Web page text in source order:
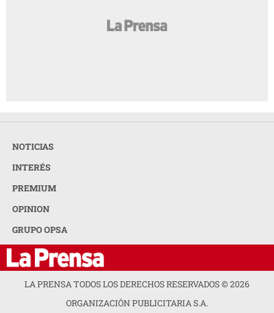
NOTICIAS
INTERÉS
PREMIUM
OPINION
GRUPO OPSA
LA PRENSA TODOS LOS DERECHOS RESERVADOS ©2026
ORGANIZACIÓN PUBLICITARIA S.A.